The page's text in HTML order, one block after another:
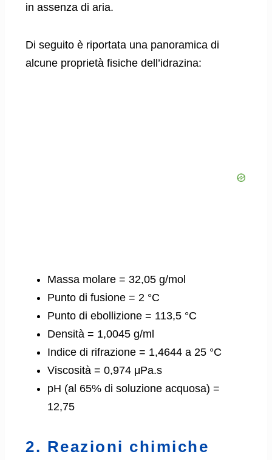
in assenza di aria.
Di seguito è riportata una panoramica di
alcune proprietà fisiche dell’idrazina:
Massa molare = 32,05 g/mol
Punto di fusione = 2 °C
Punto di ebollizione = 113,5 °C
Densità = 1,0045 g/ml
Indice di rifrazione = 1,4644 a 25 °C
Viscosità = 0,974 μPa.s
pH (al 65% di soluzione acquosa) =
12,75
2. Reazioni chimiche